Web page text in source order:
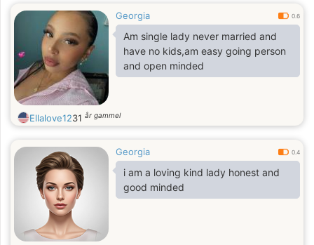
Georgia 0.6
Am single lady never married and
have no kids,am easy going person
and open minded
Ellalove1231 år gammel
Georgia 0.4
i am a loving kind lady honest and
good minded